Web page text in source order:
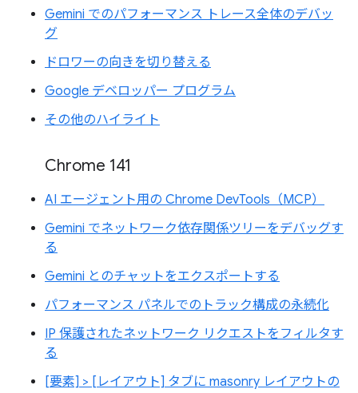
Gemini でのパフォーマンス トレース全体のデバッ
グ
ドロワーの向きを切り替える
Google デベロッパー プログラム
その他のハイライト
Chrome 141
AI エージェント用の Chrome DevTools（MCP）
Gemini でネットワーク依存関係ツリーをデバッグす
る
Gemini とのチャットをエクスポートする
パフォーマンス パネルでのトラック構成の永続化
IP 保護されたネットワーク リクエストをフィルタす
る
[要素] > [レイアウト] タブに masonry レイアウトの